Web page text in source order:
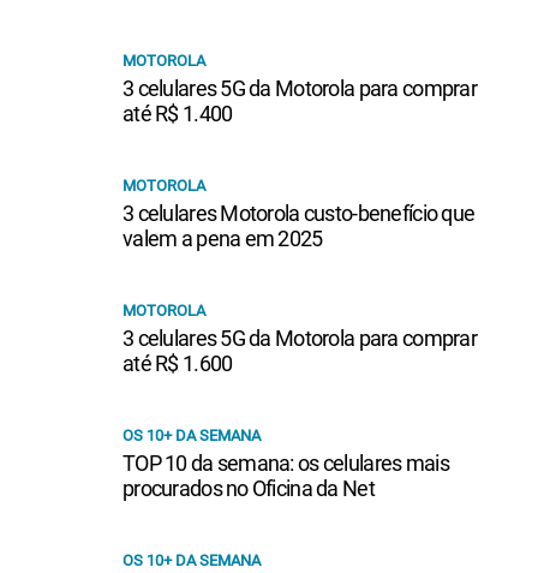
MOTOROLA
3 celulares 5G da Motorola para comprar
até R$ 1.400
MOTOROLA
3 celulares Motorola custo-benefício que
valem a pena em 2025
MOTOROLA
3 celulares 5G da Motorola para comprar
até R$ 1.600
OS 10+ DA SEMANA
TOP 10 da semana: os celulares mais
procurados no Oficina da Net
OS 10+ DA SEMANA